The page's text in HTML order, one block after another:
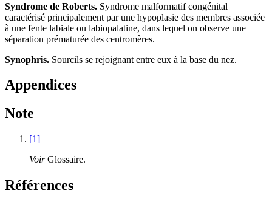
Syndrome de Roberts. Syndrome malformatif congénital
caractérisé principalement par une hypoplasie des membres associée
à une fente labiale ou labiopalatine, dans lequel on observe une
séparation prématurée des centromères.
Synophris. Sourcils se rejoignant entre eux à la base du nez.
Appendices
Note
[1]
VoirGlossaire.
Références